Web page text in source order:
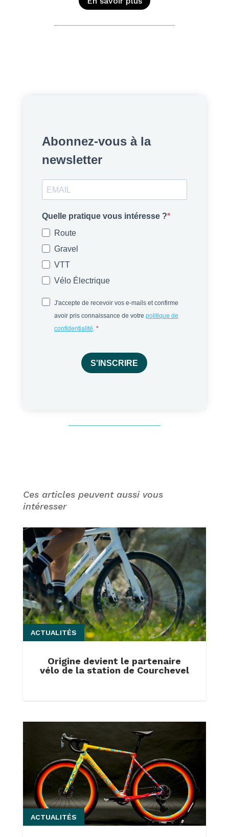
Abonnez-vous à la
newsletter
Quelle pratique vous intéresse ?
Route
Gravel
VTT
Vélo Électrique
J'accepte de recevoir vos e-mails et confirme
avoir pris connaissance de votre politique de
confidentialité.
S'INSCRIRE
Ces articles peuvent aussi vous
intéresser
Origine devient le partenaire
vélo de la station de Courchevel
ACTUALITÉS
ACTUALITÉS